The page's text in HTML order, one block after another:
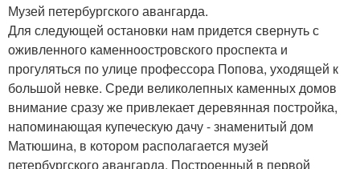
Музей петербургского авангарда.
Для следующей остановки нам придется свернуть с
оживленного каменноостровского проспекта и
прогуляться по улице профессора Попова, уходящей к
большой невке. Среди великолепных каменных домов
внимание сразу же привлекает деревянная постройка,
напоминающая купеческую дачу - знаменитый дом
Матюшина, в котором располагается музей
петербургского авангарда. Построенный в первой